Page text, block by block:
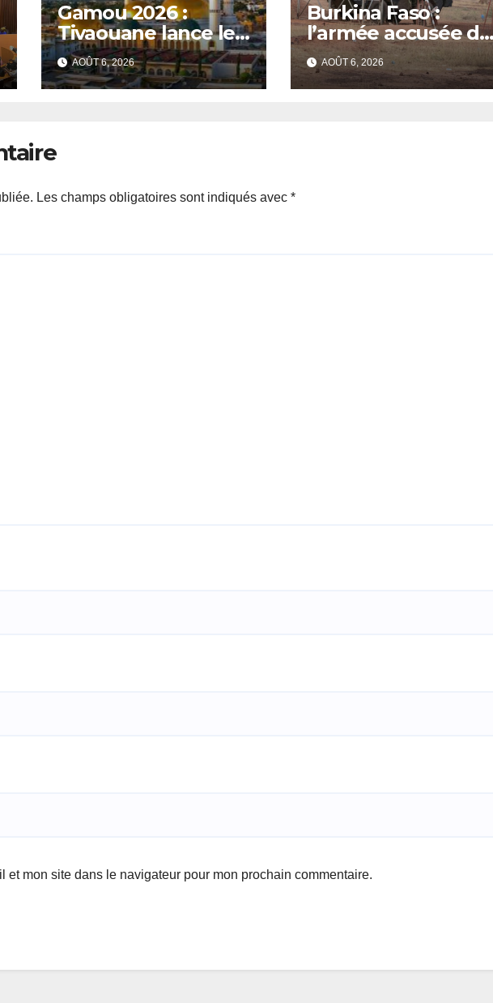
Gamou 2026 :
Tivaouane lance les
préparatifs sous le
signe de l’unité et
du Tawhid.
AOÛT 6, 2026
Burkina Faso :
l’armée accusée de
violences contre
des civils après une
attaque jihadiste.
AOÛT 6, 2026
Les champs obligatoires sont indiqués avec *
et mon site dans le navigateur pour mon prochain commentaire.